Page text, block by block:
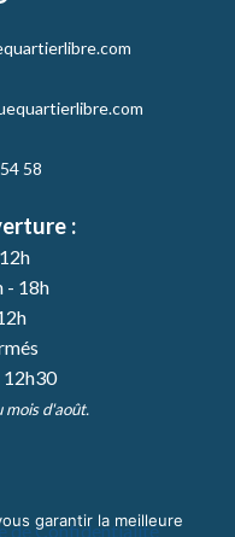
58
:
- 18h
12h30
mois d'août.
de Confidentialité
garantir la meilleure